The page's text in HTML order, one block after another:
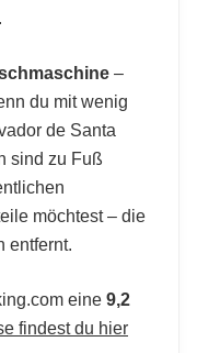
–
du mit wenig
de Santa
sind zu Fuß
möchtest – die
entfernt.
eine 9,2
findest du hier